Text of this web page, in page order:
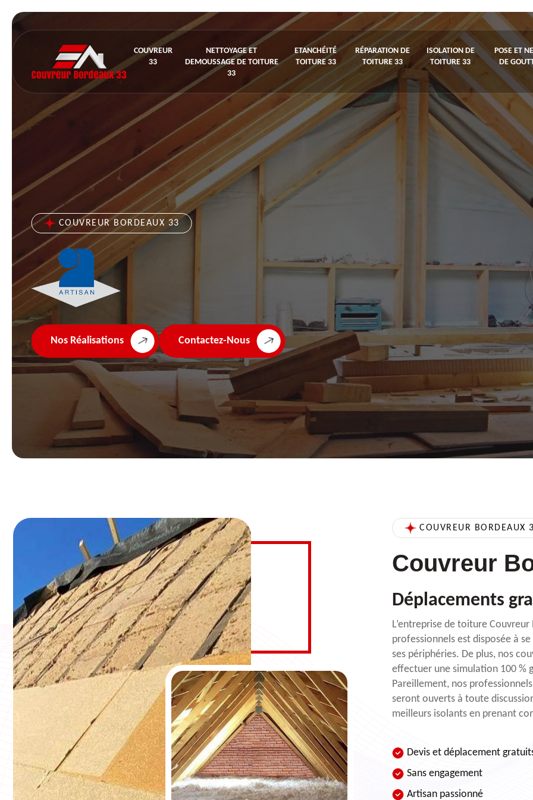
COUVREUR
33
NETTOYAGE ET
DEMOUSSAGE DE TOITURE
33
ETANCHÉITÉ
TOITURE 33
RÉPARATION DE
TOITURE 33
ISOLATION DE
TOITURE 33
POSE ET
DE
COUVREUR BORDEAUX 33
Nos Réalisations Contactez-Nous
COUVREUR BORDEAUX
Couvreur
Déplacements
L’entreprise de toiture
professionnels est disposée à
ses périphéries. De plus, nos
effectuer une simulation 100 %
Pareillement, nos
seront ouverts à toute
meilleurs isolants en prenant
Devis et déplacement
Sans engagement
Artisan passionné